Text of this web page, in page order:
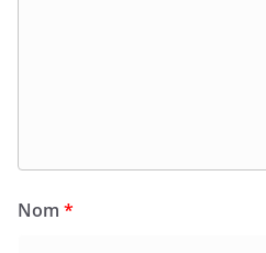
Nom *